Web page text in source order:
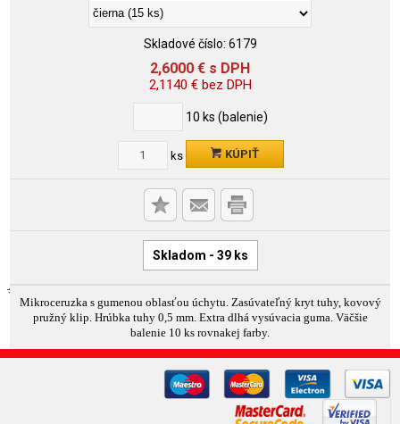
Skladové číslo: 6179
2,6000 € s DPH
2,1140 €bez DPH
10 ks (balenie)
ks KÚPIŤ
Skladom - 39 ks
Mikroceruzka s gumenou oblasťou úchytu. Zasúvateľný kryt tuhy, kovový
pružný klip. Hrúbka tuhy 0,5 mm. Extra dlhá vysúvacia guma. Väčšie
balenie 10 ks rovnakej farby.